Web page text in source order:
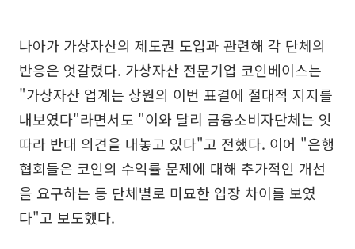
나아가 가상자산의 제도권 도입과 관련해 각 단체의
반응은 엇갈렸다. 가상자산 전문기업 코인베이스는
"가상자산 업계는 상원의 이번 표결에 절대적 지지를
내보였다"라면서도 "이와 달리 금융소비자단체는 잇
따라 반대 의견을 내놓고 있다"고 전했다. 이어 "은행
협회들은 코인의 수익률 문제에 대해 추가적인 개선
을 요구하는 등 단체별로 미묘한 입장 차이를 보였
다"고 보도했다.